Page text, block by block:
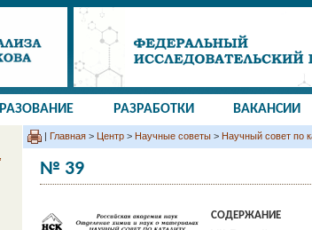
РАЗРАБОТКИ ВАКАНСИИ
| Главная > Центр > Научные советы > Научный совет по
№ 39
СОДЕРЖАНИЕ